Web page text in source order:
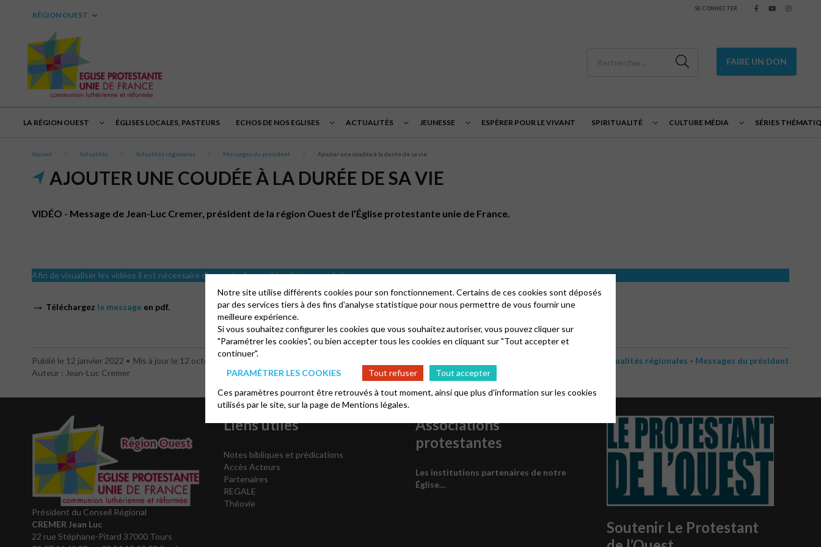
RÉGION OUEST
SE CONNECTER
FAIRE UN DON
LA RÉGION OUEST ÉGLISES LOCALES, PASTEURS ECHOS DE NOS EGLISES ACTUALITÉS JEUNESSE ESPÉRER POUR LE VIVANT SPIRITUALITÉ CULTURE MÉDIA SÉRIES
Accueil Actualités Actualités régionales Messages du président Ajouter une coudée à la durée de sa vie
AJOUTER UNE COUDÉE À LA DURÉE DE SA VIE
VIDÉO - Message de Jean-Luc Cremer, président de la région Ouest de l’Église protestante unie de France.
Afin de visualiser les vidéos il est nécessaire d'accepter les cookies de type analytics
→ Téléchargez le message en pdf.
Publié le 12 janvier 2022
Mis à jour le 12 octobre 2023
Auteur : Jean-Luc Cremer
Actualités régionales - Messages du président
Président du Conseil Régional
CREMER Jean Luc
22 rue Stéphane-Pitard 37000 Tours
Liens utiles
Notes bibliques et prédications
Accès Acteurs
Partenaires
REGALE
Théovie
Associations
protestantes
Les institutions partenaires de notre
Église…
Soutenir Le Protestant
Notre site utilise différents cookies pour son fonctionnement. Certains de ces cookies sont déposés
par des services tiers à des fins d'analyse statistique pour nous permettre de vous fournir une
meilleure expérience.
Si vous souhaitez configurer les cookies que vous souhaitez autoriser, vous pouvez cliquer sur
"Paramétrer les cookies", ou bien accepter tous les cookies en cliquant sur "Tout accepter et
continuer".
PARAMÉTRER LES COOKIES
Tout refuser
Tout accepter
Ces paramètres pourront être retrouvés à tout moment, ainsi que plus d'information sur les cookies
utilisés par le site, sur la page deMentions légales.